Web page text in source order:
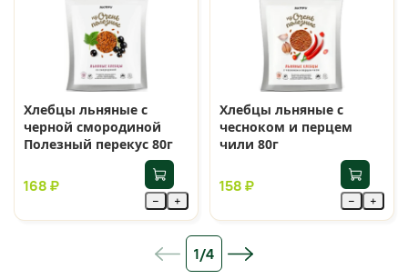
Хлебцы льняные с
черной смородиной
Полезный перекус 80г
168 ₽
− +
Хлебцы льняные с
чесноком и перцем
чили 80г
158 ₽
− +
1/4